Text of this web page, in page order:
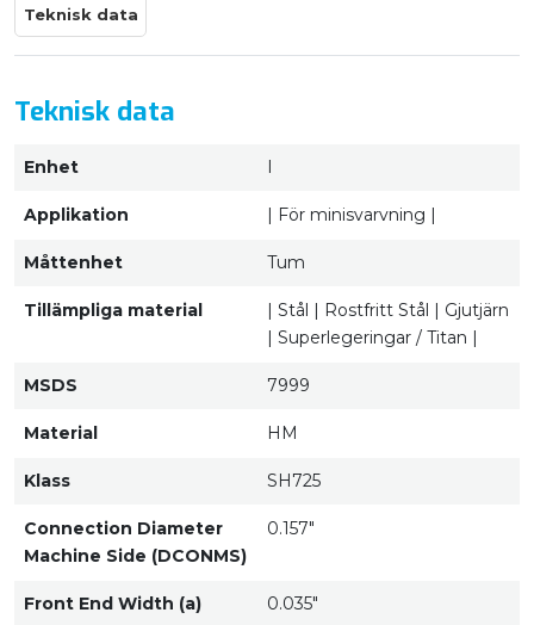
Teknisk data
Teknisk data
Enhet
Applikation | För minisvarvning |
Måttenhet Tum
Tillämpliga material
| Stål | Rostfritt Stål | Gjutjärn
| Superlegeringar / Titan |
MSDS 7999
Material HM
Klass SH725
Connection Diameter
Machine Side (DCONMS)
0.157"
Front End Width (a) 0.035"